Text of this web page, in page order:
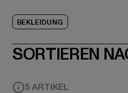
BEKLEIDUNG
SORTIEREN
5 ARTIKEL